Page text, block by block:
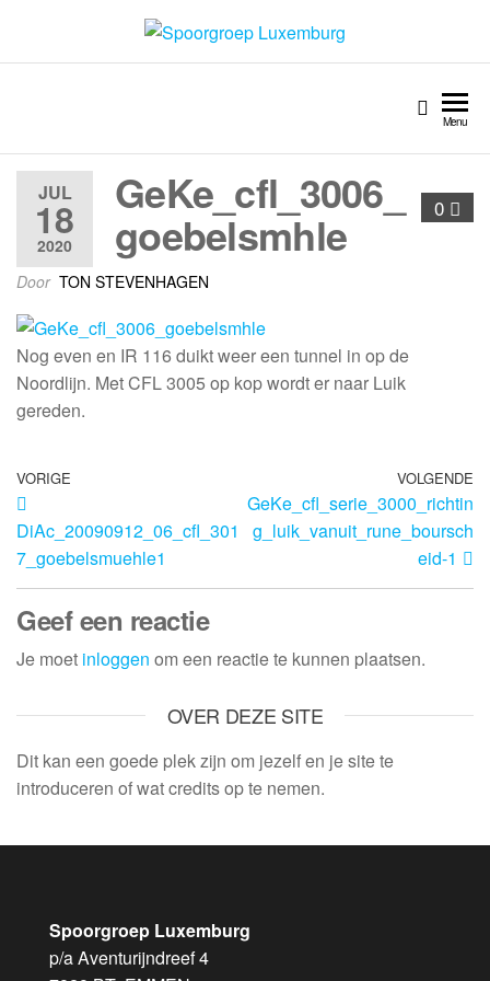
Spoorgroep Luxemburg
Menu
JUL
18
2020
0
GeKe_cfl_3006_
goebelsmhle
Door TON STEVENHAGEN
Nog even en IR 116 duikt weer een tunnel in op de
Noordlijn. Met CFL 3005 op kop wordt er naar Luik
gereden.
VORIGE
DiAc_20090912_06_cfl_301
7_goebelsmuehle1
VOLGENDE
GeKe_cfl_serie_3000_richtin
g_luik_vanuit_rune_boursch
eid-1
Geef een reactie
Je moet inloggen om een reactie te kunnen plaatsen.
OVER DEZE SITE
Dit kan een goede plek zijn om jezelf en je site te
introduceren of wat credits op te nemen.
Spoorgroep Luxemburg
p/a Aventurijndreef 4